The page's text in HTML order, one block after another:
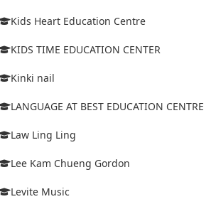
Kids Heart Education Centre
KIDS TIME EDUCATION CENTER
Kinki nail
LANGUAGE AT BEST EDUCATION CENTRE
Law Ling Ling
Lee Kam Chueng Gordon
Levite Music